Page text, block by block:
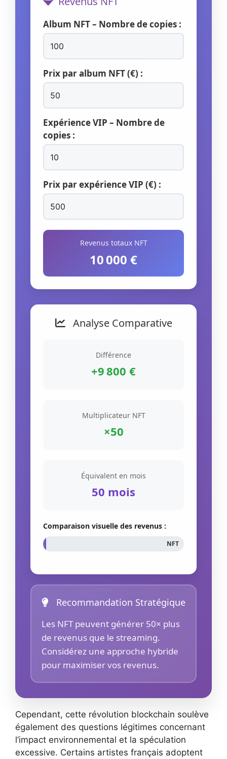
Album NFT – Nombre de copies :
Prix par album NFT (€) :
Expérience VIP – Nombre de
copies :
Prix par expérience VIP (€) :
Revenus totaux NFT
10 000 €
Analyse Comparative
Différence
+9 800 €
Multiplicateur NFT
×50
Équivalent en mois
50 mois
Comparaison visuelle des revenus :
NFT
Recommandation Stratégique
Les NFT peuvent générer 50× plus
de revenus que le streaming.
Considérez une approche hybride
pour maximiser vos revenus.
Cependant, cette révolution blockchain soulève
également des questions légitimes concernant
l’impact environnemental et la spéculation
excessive. Certains artistes français adoptent